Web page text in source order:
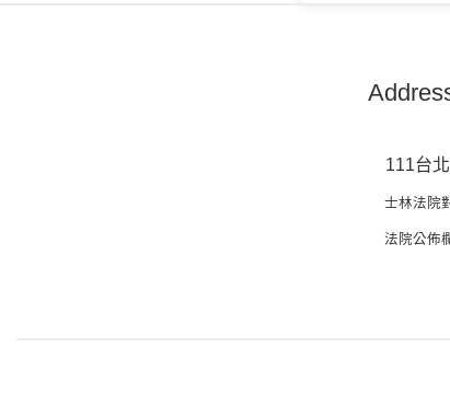
111台
士林法院
法院公佈